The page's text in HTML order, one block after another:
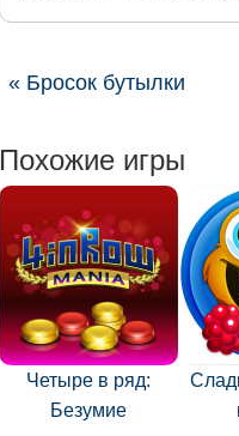
« Бросок бутылки
Похожие игры
Четыре в ряд:
Безумие